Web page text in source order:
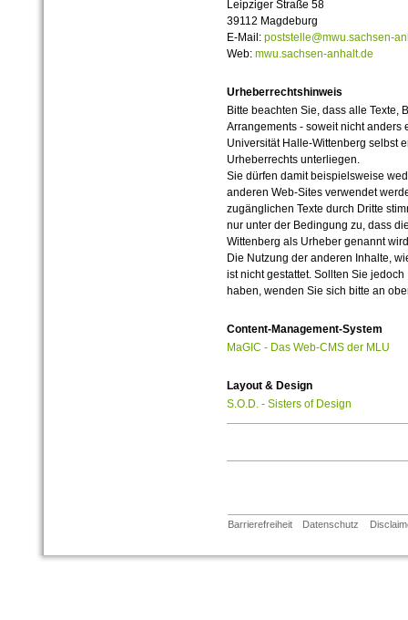
Leipziger Straße 58
39112 Magdeburg
E-Mail: poststelle@mwu.sachsen-
Web: mwu.sachsen-anhalt.de
Urheberrechtshinweis
Bitte beachten Sie, dass alle Texte,
Arrangements - soweit nicht anders
Universität Halle-Wittenberg selbst
Urheberrechts unterliegen.
Sie dürfen damit beispielsweise
anderen Web-Sites verwendet
zugänglichen Texte durch Dritte
nur unter der Bedingung zu, dass
Wittenberg als Urheber genannt
Die Nutzung der anderen Inhalte,
ist nicht gestattet. Sollten Sie
haben, wenden Sie sich bitte an
Content-Management-System
MaGIC - Das Web-CMS der MLU
Layout & Design
S.O.D. - Sisters of Design
Barrierefreiheit Datenschutz